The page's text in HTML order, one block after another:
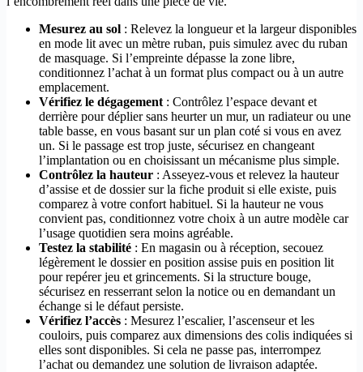
Mesurez au sol : Relevez la longueur et la largeur disponibles
en mode lit avec un mètre ruban, puis simulez avec du ruban
de masquage. Si l’empreinte dépasse la zone libre,
conditionnez l’achat à un format plus compact ou à un autre
emplacement.
Vérifiez le dégagement : Contrôlez l’espace devant et
derrière pour déplier sans heurter un mur, un radiateur ou une
table basse, en vous basant sur un plan coté si vous en avez
un. Si le passage est trop juste, sécurisez en changeant
l’implantation ou en choisissant un mécanisme plus simple.
Contrôlez la hauteur : Asseyez-vous et relevez la hauteur
d’assise et de dossier sur la fiche produit si elle existe, puis
comparez à votre confort habituel. Si la hauteur ne vous
convient pas, conditionnez votre choix à un autre modèle car
l’usage quotidien sera moins agréable.
Testez la stabilité : En magasin ou à réception, secouez
légèrement le dossier en position assise puis en position lit
pour repérer jeu et grincements. Si la structure bouge,
sécurisez en resserrant selon la notice ou en demandant un
échange si le défaut persiste.
Vérifiez l’accès : Mesurez l’escalier, l’ascenseur et les
couloirs, puis comparez aux dimensions des colis indiquées si
elles sont disponibles. Si cela ne passe pas, interrompez
l’achat ou demandez une solution de livraison adaptée.